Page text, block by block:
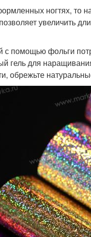
ногтях, то
увеличить
помощью фольги
гель для
обрежьте